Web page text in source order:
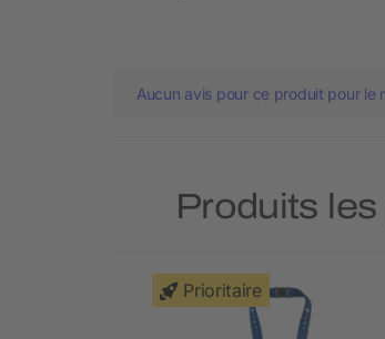
Aucun avis pour ce produit pour le
Produits
Prioritaire